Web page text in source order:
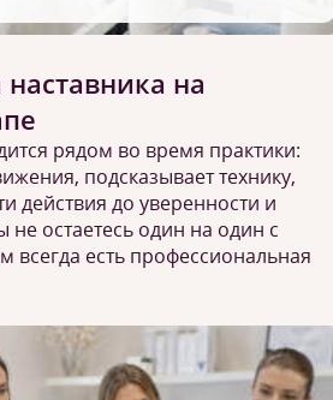
на
рядом во время практики:
подсказывает технику,
действия до уверенности и
не остаетесь один на один с
всегда есть профессиональная